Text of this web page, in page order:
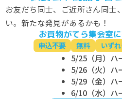
お友だち同士、ご近所さん同士
い。新たな発見があるかも！
お買物がてら集会室
申込不要 無料 いず
5/25（月）ハ
5/26（火）ハ
5/29（金）ハ
6/10（水）ハ